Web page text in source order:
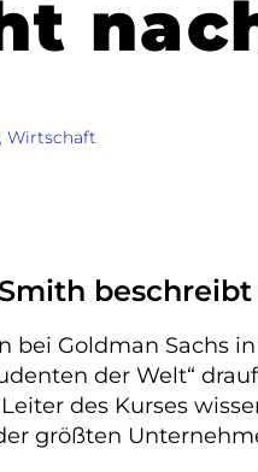
, Wirtschaft
Goldman Sachs
der Welt“
des Kurses
größten